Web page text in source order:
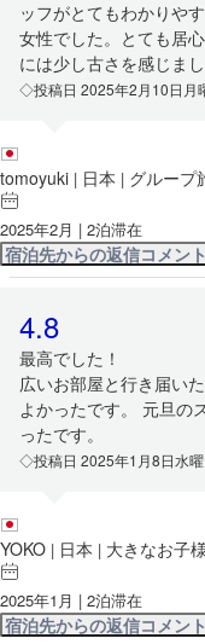
ッフがとてもわかりや
女性でした。とても居
には少し古さを感じまし
◇投稿日 2025年2月10日
tomoyuki | 日本 | グループ
2025年2月 | 2泊滞在
宿泊先からの返信コメン
4.8
最高でした！
広いお部屋と行き届い
よかったです。 元旦の
ったです。
◇投稿日 2025年1月8日水
YOKO | 日本 | 大きなお子
2025年1月 | 2泊滞在
宿泊先からの返信コメン